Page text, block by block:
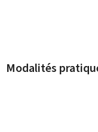
Modalités